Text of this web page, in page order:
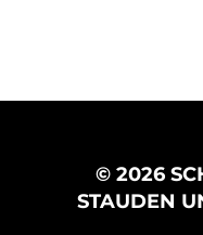
© 2026
STAUDEN